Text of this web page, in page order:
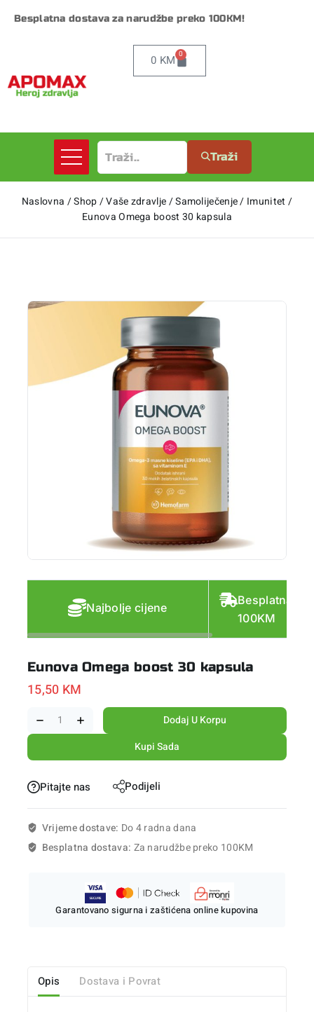
Besplatna dostava za narudžbe preko 100KM!
0 KM 0
Traži
Naslovna /Shop/Vaše zdravlje/Samoliječenje/ Imunitet /
Eunova Omega boost 30 kapsula
Najbolje cijene
Besplatna
100KM
Eunova Omega boost 30 kapsula
15,50 KM
Dodaj U Korpu
Kupi Sada
Pitajte nas Podijeli
Vrijeme dostave: Do 4 radna dana
Besplatna dostava: Za narudžbe preko 100KM
Garantovano sigurna i zaštićena online kupovina
Opis Dostava i Povrat